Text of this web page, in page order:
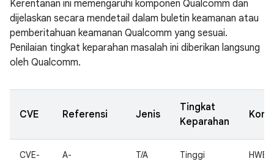
Kerentanan ini memengaruhi komponen Qualcomm dan
dijelaskan secara mendetail dalam buletin keamanan atau
pemberitahuan keamanan Qualcomm yang sesuai.
Penilaian tingkat keparahan masalah ini diberikan langsung
oleh Qualcomm.
CVE Referensi Jenis
Tingkat
Keparahan
CVE-
A-
T/A Tinggi